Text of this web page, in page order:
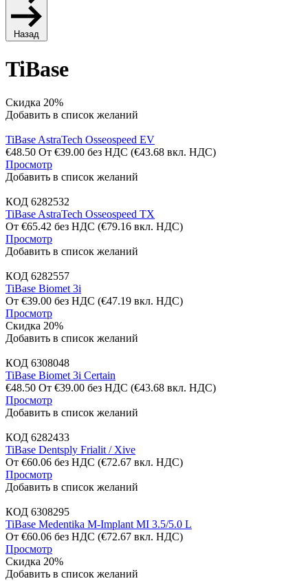
Назад
TiBase
Скидка 20%
Добавить в список желаний
TiBase AstraTech Osseospeed EV
€48.50 От €39.00 без НДС (€43.68 вкл. НДС)
Просмотр
Добавить в список желаний
КОД 6282532
TiBase AstraTech Osseospeed TX
От €65.42 без НДС (€79.16 вкл. НДС)
Просмотр
Добавить в список желаний
КОД 6282557
TiBase Biomet 3i
От €39.00 без НДС (€47.19 вкл. НДС)
Просмотр
Скидка 20%
Добавить в список желаний
КОД 6308048
TiBase Biomet 3i Certain
€48.50 От €39.00 без НДС (€43.68 вкл. НДС)
Просмотр
Добавить в список желаний
КОД 6282433
TiBase Dentsply Frialit / Xive
От €60.06 без НДС (€72.67 вкл. НДС)
Просмотр
Добавить в список желаний
КОД 6308295
TiBase Medentika M-Implant MI 3.5/5.0 L
От €60.06 без НДС (€72.67 вкл. НДС)
Просмотр
Скидка 20%
Добавить в список желаний